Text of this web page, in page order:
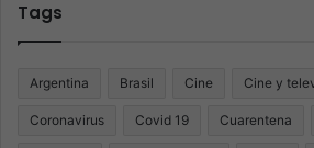
Tags
Argentina Brasil Cine Cine y
Coronavirus Covid 19 Cuarentena